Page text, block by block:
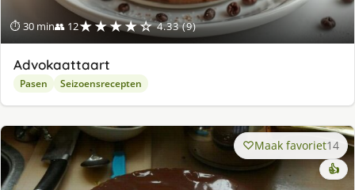
⏱ 30 min👥 12★★★★☆ 4.33 (9)
Advokaattaart
Pasen Seizoensrecepten
Maak favoriet14
👍